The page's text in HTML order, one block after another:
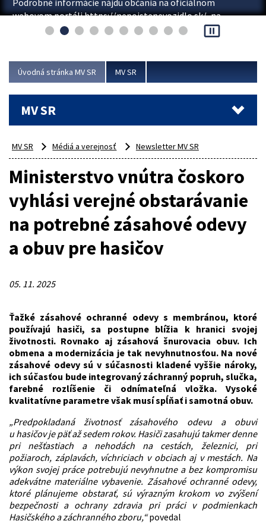
Podrobné informácie nájdu občania na oficiálnom
webovom portáli https://nepoistenevozidlo.sk/, na
ktorom od augusta pribudne aj možnosť overiť si...
pause_presentation
Úvodná stránka MV SR MV SR
MV SR
MV SR Médiá a verejnosť Newsletter MV SR
Ministerstvo vnútra čoskoro
vyhlási verejné obstarávanie
na potrebné zásahové odevy
a obuv pre hasičov
05. 11. 2025
Ťažké zásahové ochranné odevy s membránou, ktoré
používajú hasiči, sa postupne blížia k hranici svojej
životnosti. Rovnako aj zásahová šnurovacia obuv. Ich
obmena a modernizácia je tak nevyhnutnosťou. Na nové
zásahové odevy sú v súčasnosti kladené vyššie nároky,
ich súčasťou bude integrovaný záchranný popruh, slučka,
farebné rozlíšenie či odnímateľná vložka. Vysoké
kvalitatívne parametre však musí spĺňať i samotná obuv.
„Predpokladaná životnosť zásahového odevu a obuvi
u hasičov je päť až sedem rokov. Hasiči zasahujú takmer denne
pri nešťastiach a nehodách na cestách, železnici, pri
požiaroch, záplavách, víchriciach v obciach aj v mestách. Na
výkon svojej práce potrebujú nevyhnutne a bez kompromisu
adekvátne materiálne vybavenie. Zásahové ochranné odevy,
ktoré plánujeme obstarať, sú výrazným krokom vo zvýšení
bezpečnosti a ochrany zdravia pri práci v podmienkach
Hasičského a záchranného zboru,“povedal